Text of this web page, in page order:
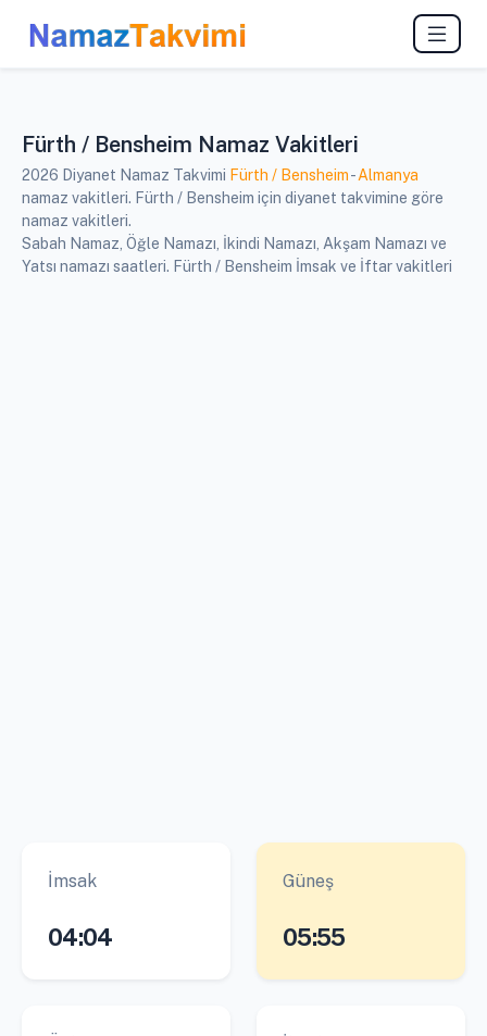
Fürth / Bensheim Namaz Vakitleri
2026 Diyanet Namaz Takvimi Fürth / Bensheim-Almanya
namaz vakitleri. Fürth / Bensheim için diyanet takvimine göre
namaz vakitleri.
Sabah Namaz, Öğle Namazı, İkindi Namazı, Akşam Namazı ve
Yatsı namazı saatleri. Fürth / Bensheim İmsak ve İftar vakitleri
İmsak
04:04
Güneş
05:55